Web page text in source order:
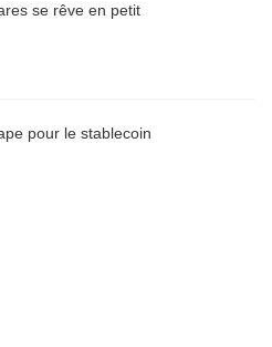
se rêve en petit
pour le stablecoin